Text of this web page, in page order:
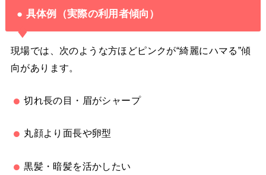
● 具体例（実際の利用者傾向）
現場では、次のような方ほどピンクが“綺麗にハマる”傾
向があります。
切れ長の目・眉がシャープ
丸顔より面長や卵型
黒髪・暗髪を活かしたい